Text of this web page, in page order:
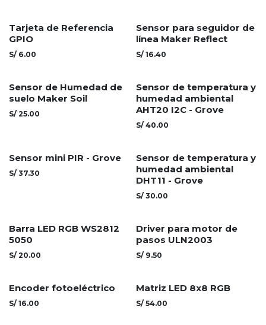
Tarjeta de Referencia
GPIO
S/ 6.00
Sensor para seguidor de
línea Maker Reflect
S/ 16.40
Sensor de Humedad de
suelo Maker Soil
S/ 25.00
Sensor de temperatura y
humedad ambiental
AHT20 I2C - Grove
S/ 40.00
Sensor mini PIR - Grove
S/ 37.30
Sensor de temperatura y
humedad ambiental
DHT11 - Grove
S/ 30.00
Barra LED RGB WS2812
5050
S/ 20.00
Driver para motor de
pasos ULN2003
S/ 9.50
Encoder fotoeléctrico
S/ 16.00
Matriz LED 8x8 RGB
S/ 54.00